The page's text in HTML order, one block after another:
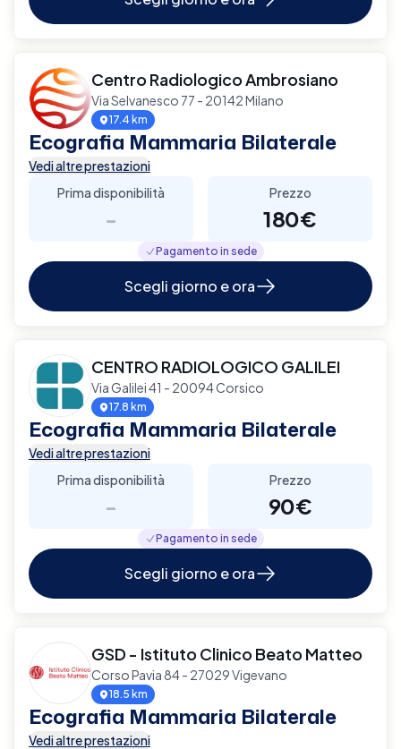
Centro Radiologico Ambrosiano
Via Selvanesco 77 - 20142 Milano
17.4 km
Ecografia Mammaria Bilaterale
Vedi altre prestazioni
Prima disponibilità
-
Prezzo
180€
Pagamento in sede
Scegli giorno e ora
CENTRO RADIOLOGICO GALILEI
Via Galilei 41 - 20094 Corsico
17.8 km
Ecografia Mammaria Bilaterale
Vedi altre prestazioni
Prima disponibilità
-
Prezzo
90€
Pagamento in sede
Scegli giorno e ora
GSD - Istituto Clinico Beato Matteo
Corso Pavia 84 - 27029 Vigevano
18.5 km
Ecografia Mammaria Bilaterale
Vedi altre prestazioni